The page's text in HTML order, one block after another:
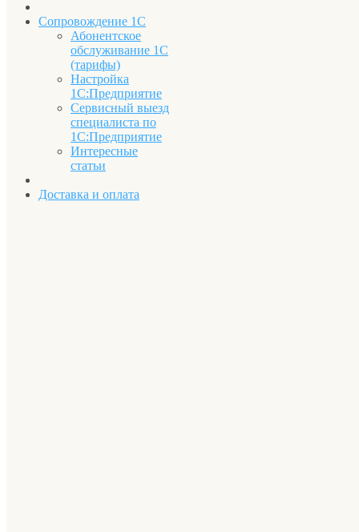
Сопровождение 1С
Абонентское
обслуживание 1С
(тарифы)
Настройка
1С:Предприятие
Сервисный выезд
специалиста по
1С:Предприятие
Интересные
статьи
Доставка и оплата